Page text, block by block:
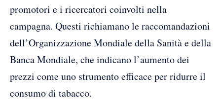
promotori e i ricercatori coinvolti nella
campagna. Questi richiamano le raccomandazioni
dell’Organizzazione Mondiale della Sanità e della
Banca Mondiale, che indicano l’aumento dei
prezzi come uno strumento efficace per ridurre il
consumo di tabacco.